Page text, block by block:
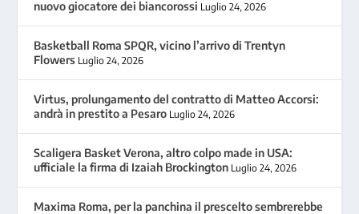
nuovo giocatore dei biancorossi Luglio 24, 2026
Basketball Roma SPQR, vicino l’arrivo di Trentyn
Flowers Luglio 24, 2026
Virtus, prolungamento del contratto di Matteo Accorsi:
andrà in prestito a Pesaro Luglio 24, 2026
Scaligera Basket Verona, altro colpo made in USA:
ufficiale la firma di Izaiah Brockington Luglio 24, 2026
Maxima Roma, per la panchina il prescelto sembrerebbe